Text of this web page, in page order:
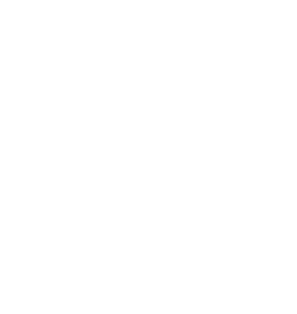
lassen will.
soll
nicht aus, dass die
auf die Schriftform verzichten.
der Wohnung oder einzelner
Bestimmungen des § 553 a BGB.
kann eine erteilte
Auflagen nicht eingehalten,
gefährdet oder
belästigt werden oder sich